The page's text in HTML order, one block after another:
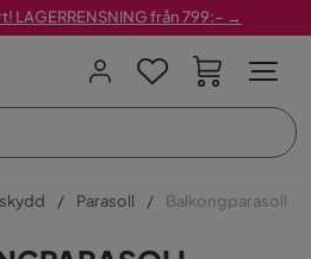
LAGERRENSNING från 799:– →
Parasoll Balkongparasoll